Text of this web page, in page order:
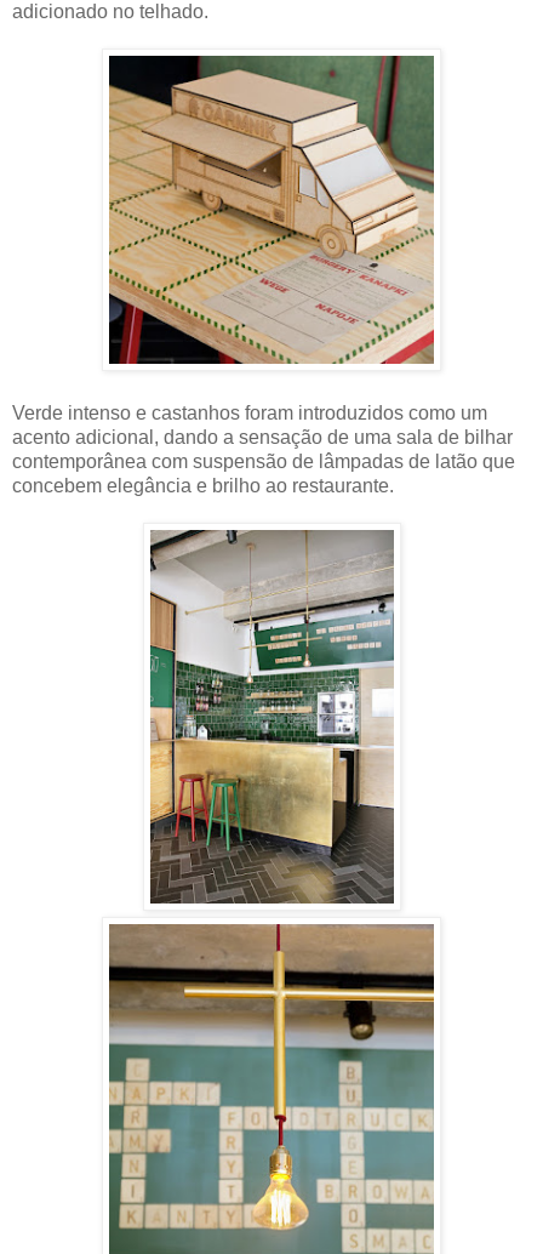
adicionado no telhado.
Verde intenso e castanhos foram introduzidos como um
acento adicional, dando a sensação de uma sala de bilhar
contemporânea com suspensão de lâmpadas de latão que
concebem elegância e brilho ao restaurante.